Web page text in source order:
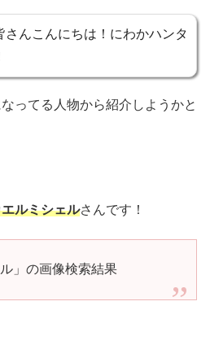
さんこんにちは！にわかハンタ
ってる人物から紹介しようかと
ルミシェルさんです！